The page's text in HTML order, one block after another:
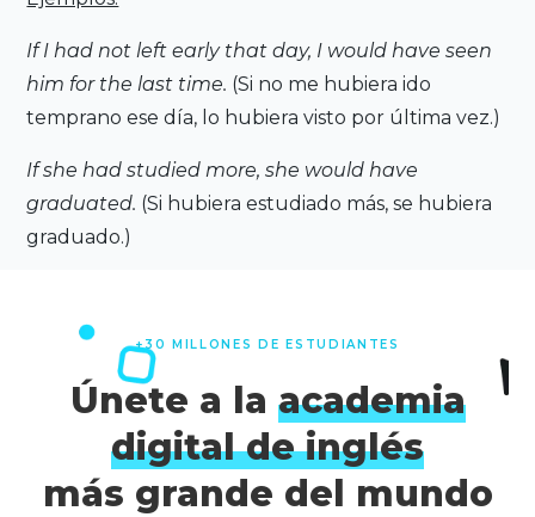
If I had not left early that day, I would have seen
him for the last time. (Si no me hubiera ido
temprano ese día, lo hubiera visto por última vez.)
If she had studied more, she would have
graduated. (Si hubiera estudiado más, se hubiera
graduado.)
+30 MILLONES DE ESTUDIANTES
Únete a la academia
digital de inglés
más grande del mundo